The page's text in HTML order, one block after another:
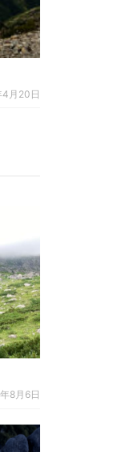
月20日
8月6日